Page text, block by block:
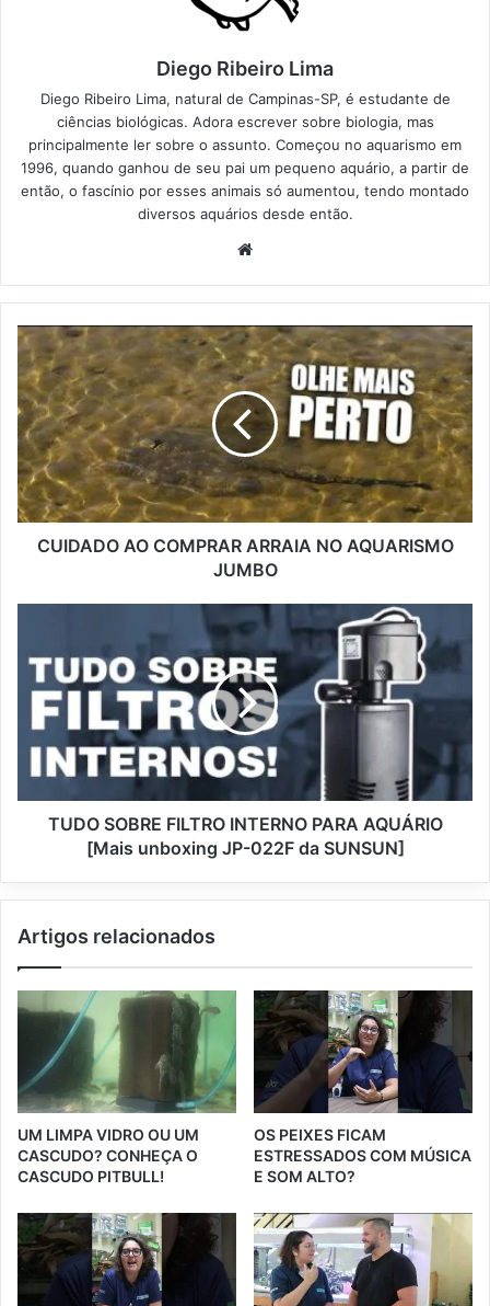
Diego Ribeiro Lima
Diego Ribeiro Lima, natural de Campinas-SP, é estudante de
ciências biológicas. Adora escrever sobre biologia, mas
principalmente ler sobre o assunto. Começou no aquarismo em
1996, quando ganhou de seu pai um pequeno aquário, a partir de
então, o fascínio por esses animais só aumentou, tendo montado
diversos aquários desde então.
Website
CUIDADO AO COMPRAR ARRAIA NO AQUARISMO
JUMBO
TUDO SOBRE FILTRO INTERNO PARA AQUÁRIO
[Mais unboxing JP-022F da SUNSUN]
Artigos relacionados
UM LIMPA VIDRO OU UM
CASCUDO? CONHEÇA O
CASCUDO PITBULL!
OS PEIXES FICAM
ESTRESSADOS COM MÚSICA
E SOM ALTO?